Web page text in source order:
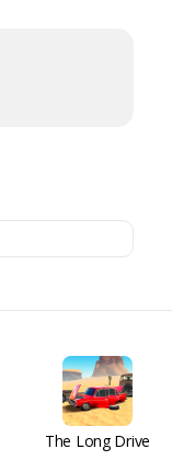
The Long Drive